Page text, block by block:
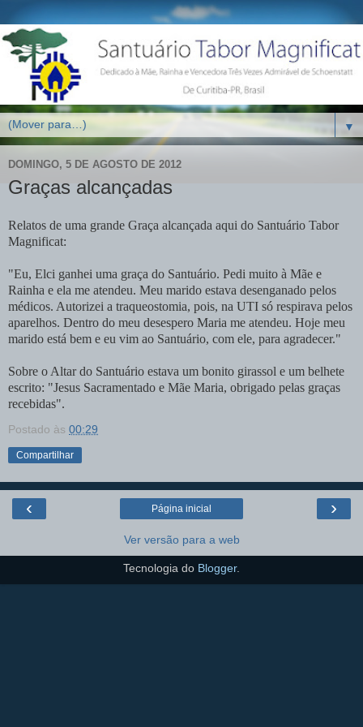
▼
DOMINGO, 5 DE AGOSTO DE 2012
Graças alcançadas
Relatos de uma grande Graça alcançada aqui do Santuário Tabor
Magnificat:
"Eu, Elci ganhei uma graça do Santuário. Pedi muito à Mãe e
Rainha e ela me atendeu. Meu marido estava desenganado pelos
médicos. Autorizei a traqueostomia, pois, na UTI só respirava pelos
aparelhos. Dentro do meu desespero Maria me atendeu. Hoje meu
marido está bem e eu vim ao Santuário, com ele, para agradecer."
Sobre o Altar do Santuário estava um bonito girassol e um belhete
escrito: "Jesus Sacramentado e Mãe Maria, obrigado pelas graças
recebidas".
Postado às 00:29
Compartilhar
‹ ›
Página inicial
Ver versão para a web
Tecnologia do Blogger.